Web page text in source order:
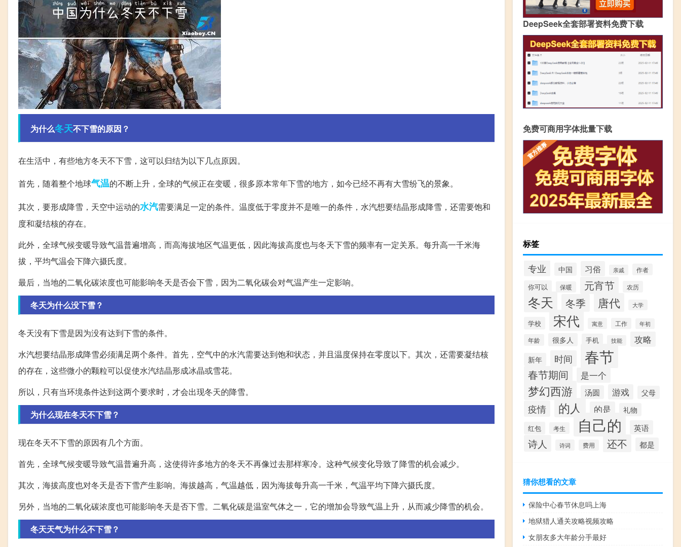
为什么冬天不下雪的原因？
在生活中，有些地方冬天不下雪，这可以归结为以下几点原因。
首先，随着整个地球气温的不断上升，全球的气候正在变暖，很多原本常年下雪的地方，如今已经不再有大雪纷飞的景象。
其次，要形成降雪，天空中运动的水汽需要满足一定的条件。温度低于零度并不是唯一的条件，水汽想要结晶形成降雪，还需要饱和
度和凝结核的存在。
此外，全球气候变暖导致气温普遍增高，而高海拔地区气温更低，因此海拔高度也与冬天下雪的频率有一定关系。每升高一千米海
拔，平均气温会下降六摄氏度。
最后，当地的二氧化碳浓度也可能影响冬天是否会下雪，因为二氧化碳会对气温产生一定影响。
冬天为什么没下雪？
冬天没有下雪是因为没有达到下雪的条件。
水汽想要结晶形成降雪必须满足两个条件。首先，空气中的水汽需要达到饱和状态，并且温度保持在零度以下。其次，还需要凝结核
的存在，这些微小的颗粒可以促使水汽结晶形成冰晶或雪花。
所以，只有当环境条件达到这两个要求时，才会出现冬天的降雪。
为什么现在冬天不下雪？
现在冬天不下雪的原因有几个方面。
首先，全球气候变暖导致气温普遍升高，这使得许多地方的冬天不再像过去那样寒冷。这种气候变化导致了降雪的机会减少。
其次，海拔高度也对冬天是否下雪产生影响。海拔越高，气温越低，因为海拔每升高一千米，气温平均下降六摄氏度。
另外，当地的二氧化碳浓度也可能影响冬天是否下雪。二氧化碳是温室气体之一，它的增加会导致气温上升，从而减少降雪的机会。
冬天天气为什么不下雪？
DeepSeek全套部署资料免费下载
免费可商用字体批量下载
标签
专业 中国 习俗 亲戚 作者
你可以 保暖 元宵节 农历
冬天 冬季 唐代 大学
学校 宋代 寓意 工作 年初
年龄 很多人 手机 技能 攻略
新年 时间 春节
春节期间 是一个
梦幻西游 汤圆 游戏 父母
疫情 的人 的是 礼物
红包 考生 自己的 英语
诗人 诗词 费用 还不 都是
猜你想看的文章
保险中心春节休息吗上海
地狱猎人通关攻略视频攻略
女朋友多大年龄分手最好